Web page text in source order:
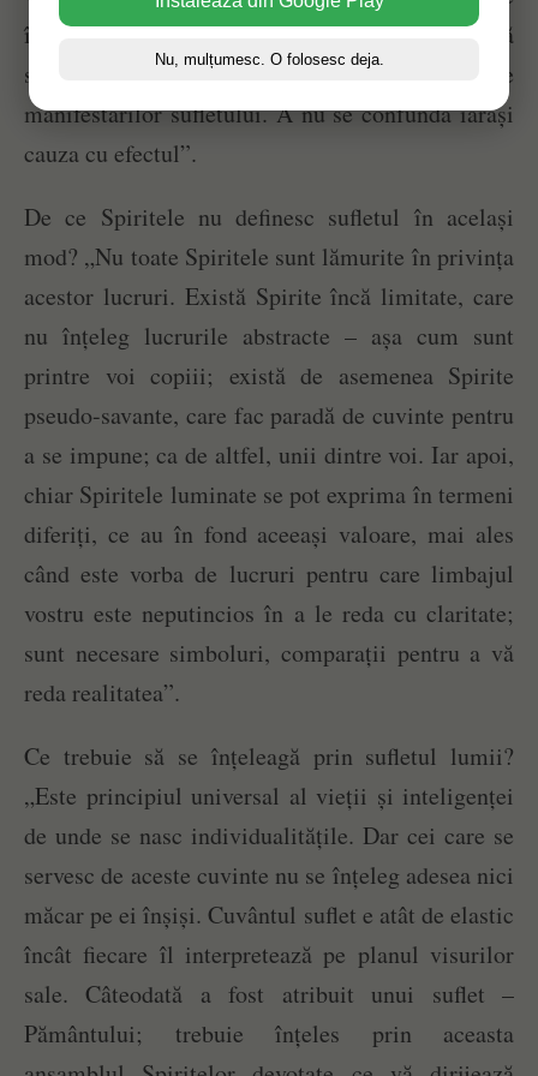
întreg la copil ca și la adult; ceea ce se dezvoltă
sau completează sunt organele sau instrumentele
manifestărilor sufletului. A nu se confunda iarăși
cauza cu efectul”.
De ce Spiritele nu definesc sufletul în același
mod? „Nu toate Spiritele sunt lămurite în privința
acestor lucruri. Există Spirite încă limitate, care
nu înțeleg lucrurile abstracte – așa cum sunt
printre voi copiii; există de asemenea Spirite
pseudo-savante, care fac paradă de cuvinte pentru
a se impune; ca de altfel, unii dintre voi. Iar apoi,
chiar Spiritele luminate se pot exprima în termeni
diferiți, ce au în fond aceeași valoare, mai ales
când este vorba de lucruri pentru care limbajul
vostru este neputincios în a le reda cu claritate;
sunt necesare simboluri, comparații pentru a vă
reda realitatea”.
Ce trebuie să se înțeleagă prin sufletul lumii?
„Este principiul universal al vieții și inteligenței
de unde se nasc individualitățile. Dar cei care se
servesc de aceste cuvinte nu se înțeleg adesea nici
măcar pe ei înșiși. Cuvântul suflet e atât de elastic
încât fiecare îl interpretează pe planul visurilor
sale. Câteodată a fost atribuit unui suflet –
Pământului; trebuie înțeles prin aceasta
Nu, mulțumesc. O folosesc deja.